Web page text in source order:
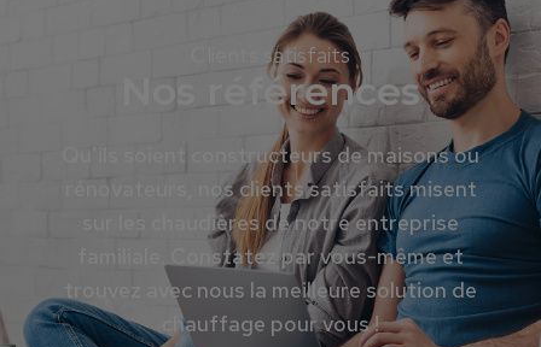
Clients satisfaits
Nos références
Qu’ils soient constructeurs de maisons ou
rénovateurs, nos clients satisfaits misent
sur les chaudières de notre entreprise
familiale. Constatez par vous-même et
trouvez avec nous la meilleure solution de
chauffage pour vous !